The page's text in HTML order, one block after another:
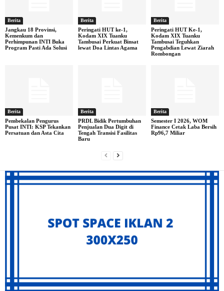
Berita
Jangkau 18 Provinsi,
Kemenkum dan
Perhimpunan INTI Buka
Program Pasti Ada Solusi
Berita
Peringati HUT ke-1,
Kodam XIX Tuanku
Tambusai Perkuat Binsat
lewat Doa Lintas Agama
Berita
Peringati HUT Ke-1,
Kodam XIX Tuanku
Tambusai Teguhkan
Pengabdian Lewat Ziarah
Rombongan
Berita
Pembekalan Pengurus
Pusat INTI: KSP Tekankan
Persatuan dan Asta Cita
Berita
PRDL Bidik Pertumbuhan
Penjualan Dua Digit di
Tengah Transisi Fasilitas
Baru
Berita
Semester I 2026, WOM
Finance Cetak Laba Bersih
Rp96,7 Miliar